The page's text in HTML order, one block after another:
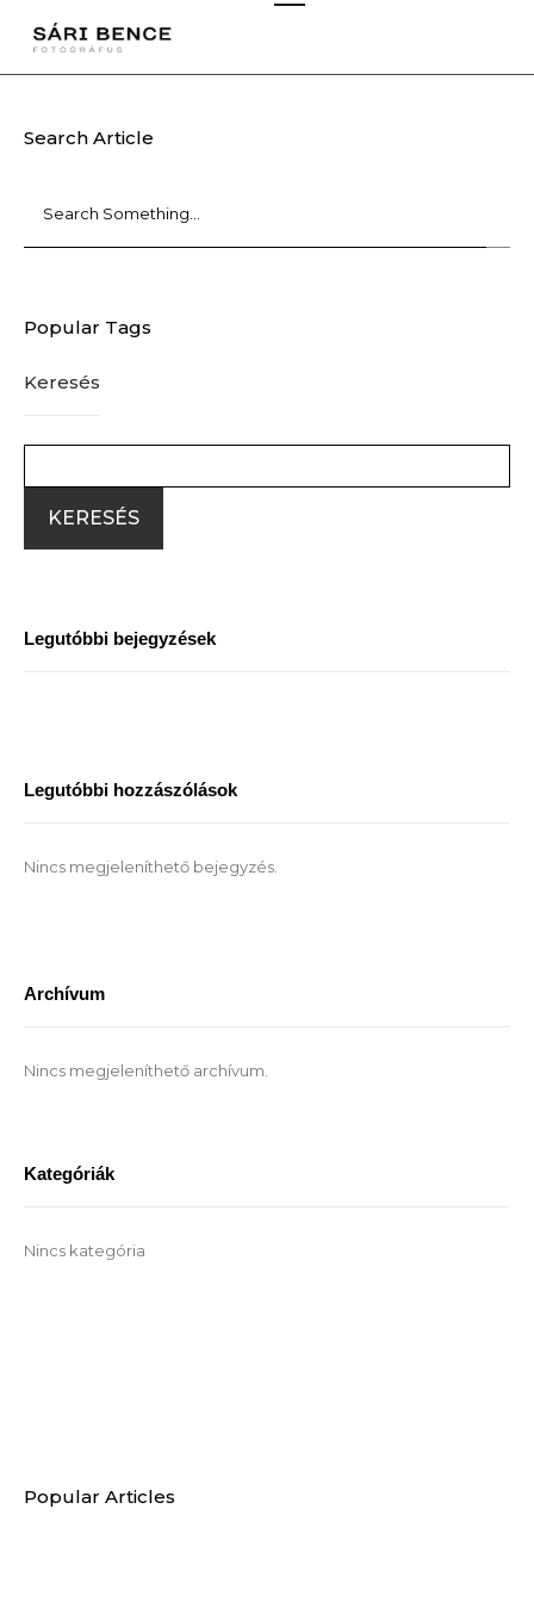
Search Article
Popular Tags
Keresés
KERESÉS
Legutóbbi bejegyzések
Legutóbbi hozzászólások
Nincs megjeleníthető bejegyzés.
Archívum
Nincs megjeleníthető archívum.
Kategóriák
Nincs kategória
Popular Articles